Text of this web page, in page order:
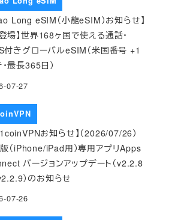
Long eSIM（小龍eSIM）お知らせ】
場】世界168ヶ国で使える通話・
付きグローバルeSIM（米国番号 +1
最長365日）
07-27
1coinVPNお知らせ】（2026/07/26）
（iPhone/iPad用）専用アプリApps
バージョンアップデート（v2.2.8
）のお知らせ
07-26